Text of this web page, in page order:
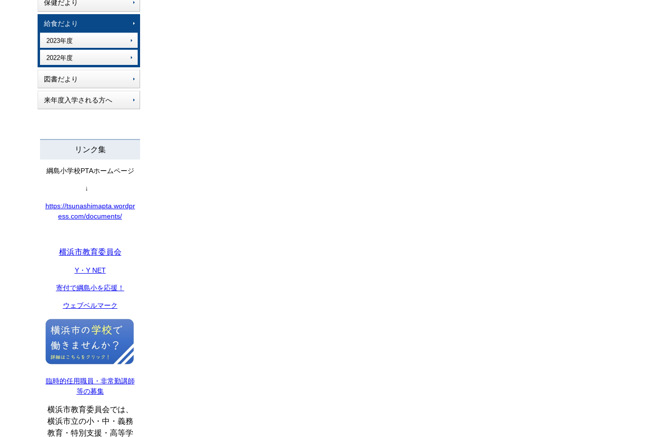
保健だより
給食だより
2023年度
2022年度
図書だより
来年度入学される方へ
リンク集
綱島小学校PTAホームページ
↓
https://tsunashimapta.wordpr
ess.com/documents/
横浜市教育委員会
Y・Y NET
寄付で綱島小を応援！
ウェブベルマーク
臨時的任用職員・非常勤講師
等の募集
横浜市教育委員会では、
横浜市立の小・中・義務
教育・特別支援・高等学